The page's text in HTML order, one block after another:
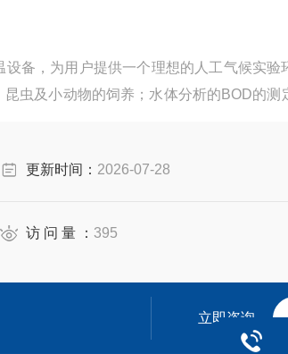
备，为用户提供一个理想的人工气候实验
虫及小动物的饲养；水体分析的BOD的测
更新时间： 2026-07-28
访 问 量 ：395
立即咨询